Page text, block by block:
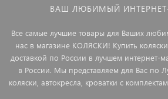
ВАШ ЛЮБИМЫЙ
Все самые лучшие товары для Ваших
нас в магазине КОЛЯСКИ! Купить
доставкой по России в лучшем интернет-
в России. Мы представляем для Вас по
коляски, автокресла, кроватки с